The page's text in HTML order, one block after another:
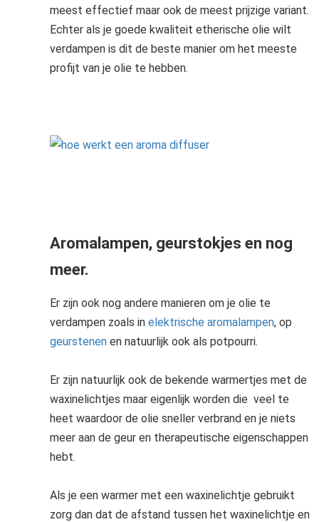
meest effectief maar ook de meest prijzige variant.
Echter als je goede kwaliteit etherische olie wilt
verdampen is dit de beste manier om het meeste
profijt van je olie te hebben.
Aromalampen, geurstokjes en nog
meer.
Er zijn ook nog andere manieren om je olie te
verdampen zoals in elektrische aromalampen, op
geurstenen en natuurlijk ook als potpourri.
Er zijn natuurlijk ook de bekende warmertjes met de
waxinelichtjes maar eigenlijk worden die veel te
heet waardoor de olie sneller verbrand en je niets
meer aan de geur en therapeutische eigenschappen
hebt.
Als je een warmer met een waxinelichtje gebruikt
zorg dan dat de afstand tussen het waxinelichtje en